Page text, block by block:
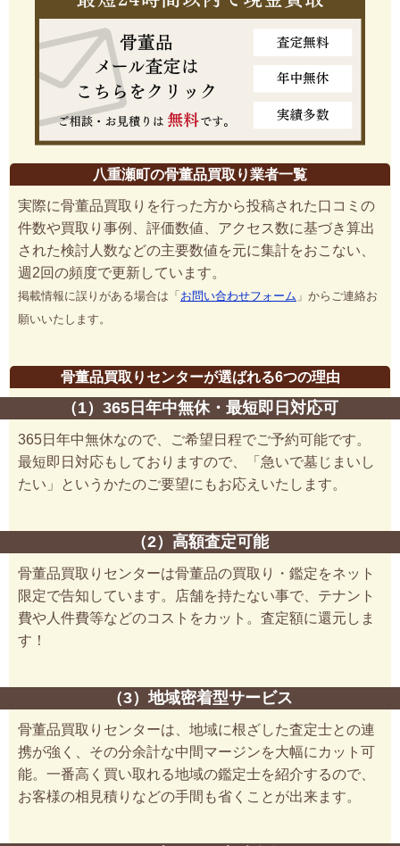
八重瀬町の骨董品買取り業者一覧
実際に骨董品買取りを行った方から投稿された口コミの
件数や買取り事例、評価数値、アクセス数に基づき算出
された検討人数などの主要数値を元に集計をおこない、
週2回の頻度で更新しています。
掲載情報に誤りがある場合は「 お問い合わせフォーム 」からご連絡お
願いいたします。
骨董品買取りセンターが選ばれる6つの理由
（1）365日年中無休・最短即日対応可
365日年中無休なので、ご希望日程でご予約可能です。
最短即日対応もしておりますので、「急いで墓じまいし
たい」というかたのご要望にもお応えいたします。
（2）高額査定可能
骨董品買取りセンターは骨董品の買取り・鑑定をネット
限定で告知しています。店舗を持たない事で、テナント
費や人件費等などのコストをカット。査定額に還元しま
す！
（3）地域密着型サービス
骨董品買取りセンターは、地域に根ざした査定士との連
携が強く、その分余計な中間マージンを大幅にカット可
能。一番高く買い取れる地域の鑑定士を紹介するので、
お客様の相見積りなどの手間も省くことが出来ます。